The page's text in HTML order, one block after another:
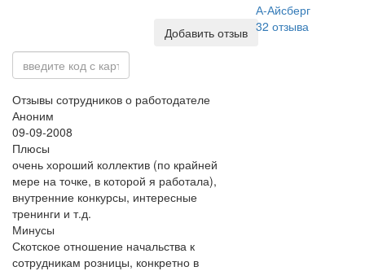
Добавить отзыв
Отзывы сотрудников о работодателе
Аноним
09-09-2008
Плюсы
очень хороший коллектив (по крайней
мере на точке, в которой я работала),
внутренние конкурсы, интересные
тренинги и т.д.
Минусы
Скотское отношение начальства к
сотрудникам розницы, конкретно в
А-Айсберг
32 отзыва